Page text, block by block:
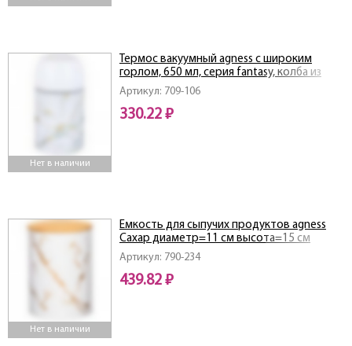
Нет в наличии
Артикул: 709-106
Термос вакуумный agness с широким
горлом, 650 мл, серия fantasy, колба из
нерж. стали
330.22 ₽
Нет в наличии
Артикул: 790-234
Емкость для сыпучих продуктов agness
Сахар диаметр=11 см высота=15 см
439.82 ₽